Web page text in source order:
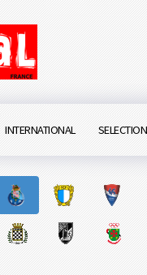
INTERNATIONAL